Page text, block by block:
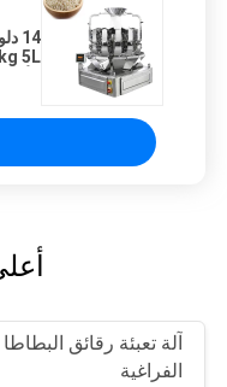
14
آلة تعبئة رقائق البطاطا
الفراغية